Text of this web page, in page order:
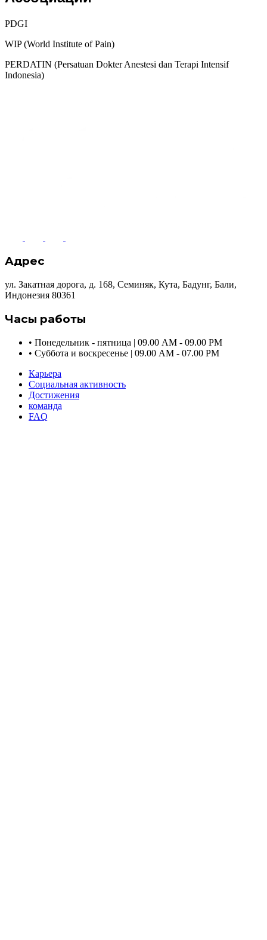
PDGI
WIP (World Institute of Pain)
PERDATIN (Persatuan Dokter Anestesi dan Terapi Intensif
Indonesia)
Адрес
ул. Закатная дорога, д. 168, Семиняк, Кута, Бадунг, Бали,
Индонезия 80361
Часы работы
• Понедельник - пятница | 09.00 AM - 09.00 PM
• Суббота и воскресенье | 09.00 AM - 07.00 PM
Карьера
Социальная активность
Достижения
команда
FAQ